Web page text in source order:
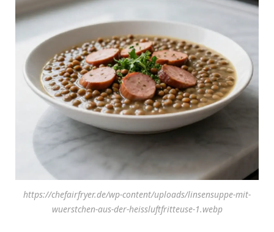
https://chefairfryer.de/wp-content/uploads/linsensuppe-mit-
wuerstchen-aus-der-heissluftfritteuse-1.webp